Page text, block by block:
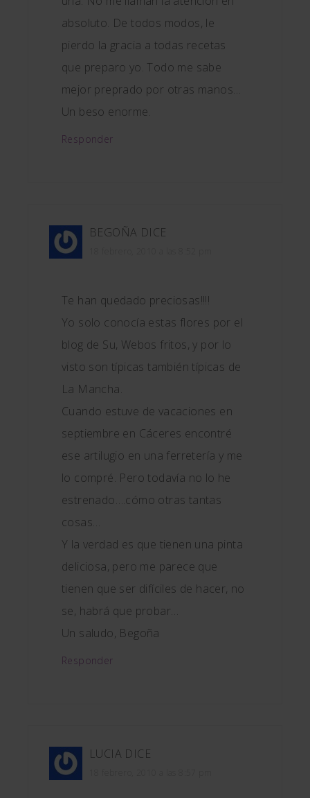
absoluto. De todos modos, le
pierdo la gracia a todas recetas
que preparo yo. Todo me sabe
mejor preprado por otras manos…
Un beso enorme.
Responder
BEGOÑA DICE
Te han quedado preciosas!!!!
Yo solo conocía estas flores por el
blog de Su, Webos fritos, y por lo
visto son típicas también típicas de
La Mancha.
Cuando estuve de vacaciones en
septiembre en Cáceres encontré
ese artilugio en una ferretería y me
lo compré. Pero todavía no lo he
estrenado….cómo otras tantas
cosas…
Y la verdad es que tienen una pinta
deliciosa, pero me parece que
tienen que ser difíciles de hacer, no
se, habrá que probar…
Un saludo, Begoña
Responder
LUCIA DICE